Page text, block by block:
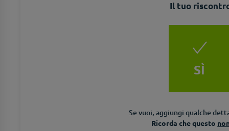
Il tuo
SÌ
Se vuoi, aggiungi qualche
Ricorda che questo